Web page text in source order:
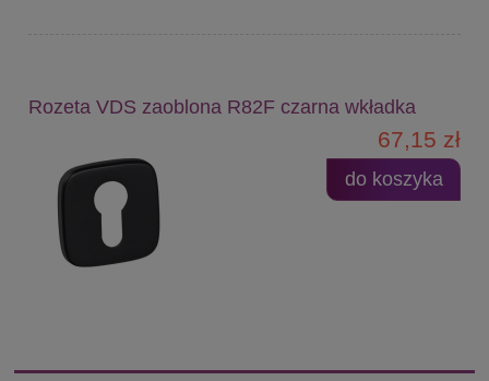
Rozeta VDS zaoblona R82F czarna wkładka
67,15 zł
do koszyka